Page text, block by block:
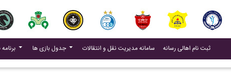
برنامه بازی ها جدول بازی ها سامانه مدیریت نقل و انتقالات (current)
ثبت نام اهالی رسانه(current)